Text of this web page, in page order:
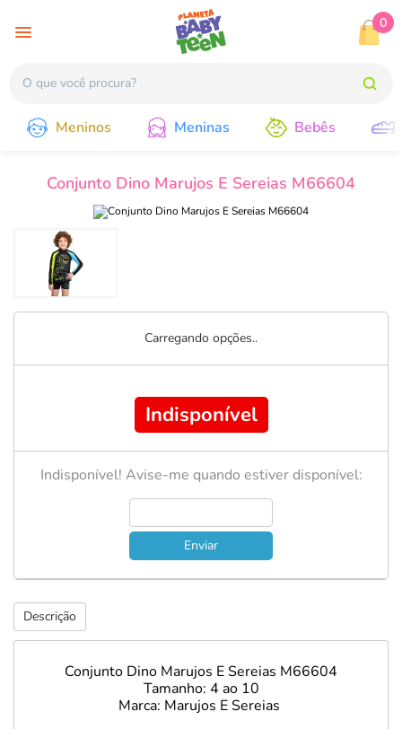
0
Meninos Meninas Bebês
Conjunto Dino Marujos E Sereias M66604
Carregando opções..
Indisponível
Indisponível! Avise-me quando estiver disponível:
Enviar
Descrição
Conjunto Dino Marujos E Sereias M66604
Tamanho: 4 ao 10
Marca: Marujos E Sereias